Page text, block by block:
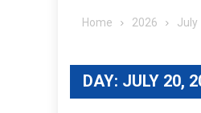
Home 2026 July
DAY: JULY 20,